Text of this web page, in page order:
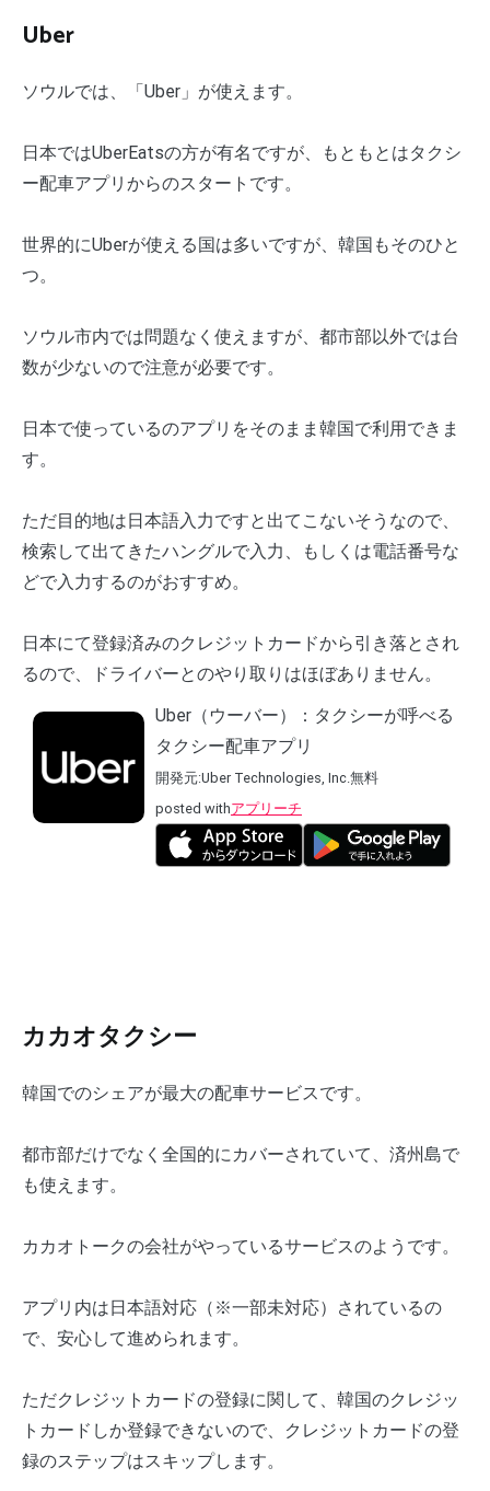
Uber
ソウルでは、「Uber」が使えます。
日本ではUberEatsの方が有名ですが、もともとはタクシ
ー配車アプリからのスタートです。
世界的にUberが使える国は多いですが、韓国もそのひと
つ。
ソウル市内では問題なく使えますが、都市部以外では台
数が少ないので注意が必要です。
日本で使っているのアプリをそのまま韓国で利用できま
す。
ただ目的地は日本語入力ですと出てこないそうなので、
検索して出てきたハングルで入力、もしくは電話番号な
どで入力するのがおすすめ。
日本にて登録済みのクレジットカードから引き落とされ
るので、ドライバーとのやり取りはほぼありません。
Uber（ウーバー）：タクシーが呼べる
タクシー配車アプリ
開発元:Uber Technologies, Inc. 無料
posted withアプリーチ
カカオタクシー
韓国でのシェアが最大の配車サービスです。
都市部だけでなく全国的にカバーされていて、済州島で
も使えます。
カカオトークの会社がやっているサービスのようです。
アプリ内は日本語対応（※一部未対応）されているの
で、安心して進められます。
ただクレジットカードの登録に関して、韓国のクレジッ
トカードしか登録できないので、クレジットカードの登
録のステップはスキップします。